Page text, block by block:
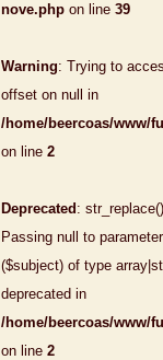
nove.php on line 39
Warning: Trying to
offset on null in
/home/beercoas/www/
on line 2
Deprecated :
Passing null to
($subject) of type
deprecated in
/home/beercoas/www/
on line 2